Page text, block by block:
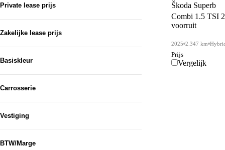
Private lease prijs
Zakelijke lease prijs
Basiskleur
Blauw
Carrosserie
Stationwagon
Vestiging
BTW/Marge
Škoda Superb
Combi 1.5 TSI
voorruit
2025 2.347 km
Prijs
Vergelijk